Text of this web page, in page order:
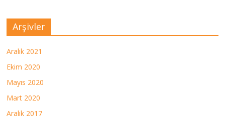
Arşivler
Aralık 2021
Ekim 2020
Mayıs 2020
Mart 2020
Aralık 2017